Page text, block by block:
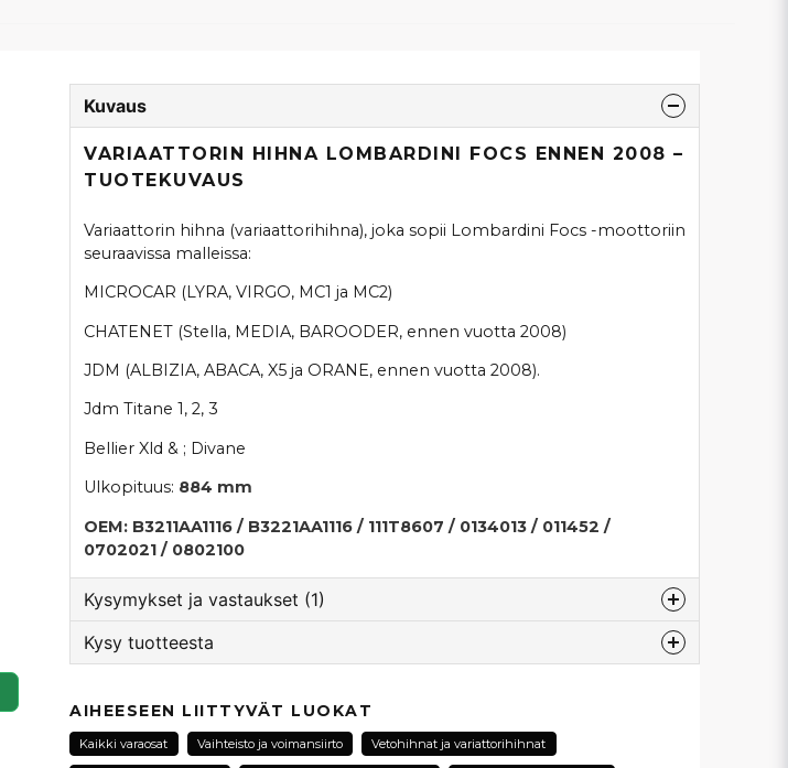
Kuvaus
VARIAATTORIN HIHNA LOMBARDINI FOCS ENNEN 2008 –
TUOTEKUVAUS
Variaattorin hihna (variaattorihihna), joka sopii Lombardini Focs -moottoriin
seuraavissa malleissa:
MICROCAR (LYRA, VIRGO, MC1 ja MC2)
CHATENET (Stella, MEDIA, BAROODER, ennen vuotta 2008)
JDM (ALBIZIA, ABACA, X5 ja ORANE, ennen vuotta 2008).
Jdm Titane 1, 2, 3
Bellier Xld & ; Divane
Ulkopituus: 884 mm
OEM: B3211AA1116 / B3221AA1116 / 111T8607 / 0134013 / 011452 /
0702021 / 0802100
Kysymykset ja vastaukset (1)
Kauppa vastasi
Hej och tack för din fråga! Våra drivremmar är ca 31mm i bredd.
Kysy tuotteesta
Kysy meiltä tästä tuotteesta...
AIHEESEEN LIITTYVÄT LUOKAT
Kaikki varaosat Vaihteisto ja voimansiirto Vetohihnat ja variattorihihnat